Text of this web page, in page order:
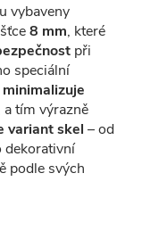
vybaveny
8 mm, které
při
speciální
minimalizuje
a tím výrazně
variant skel – od
dekorativní
podle svých